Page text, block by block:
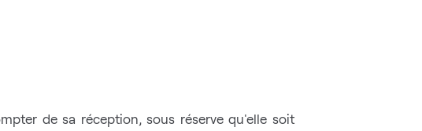
de sa réception, sous réserve qu'elle soit